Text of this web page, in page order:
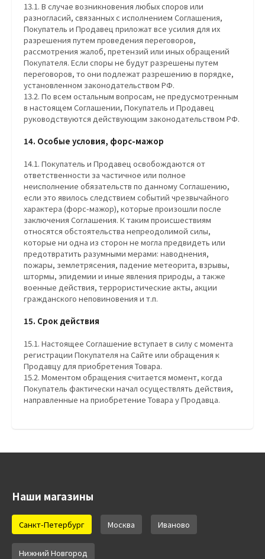
13.1. В случае возникновения любых споров или
разногласий, связанных с исполнением Соглашения,
Покупатель и Продавец приложат все усилия для их
разрешения путем проведения переговоров,
рассмотрения жалоб, претензий или иных обращений
Покупателя. Если споры не будут разрешены путем
переговоров, то они подлежат разрешению в порядке,
установленном законодательством РФ.
13.2. По всем остальным вопросам, не предусмотренным
в настоящем Соглашении, Покупатель и Продавец
руководствуются действующим законодательством РФ.
14. Особые условия, форс-мажор
14.1. Покупатель и Продавец освобождаются от
ответственности за частичное или полное
неисполнение обязательств по данному Соглашению,
если это явилось следствием событий чрезвычайного
характера (форс-мажор), которые произошли после
заключения Соглашения. К таким происшествиям
относятся обстоятельства непреодолимой силы,
которые ни одна из сторон не могла предвидеть или
предотвратить разумными мерами: наводнения,
пожары, землетрясения, падение метеорита, взрывы,
штормы, эпидемии и иные явления природы, а также
военные действия, террористические акты, акции
гражданского неповиновения и т.п.
15. Срок действия
15.1. Настоящее Соглашение вступает в силу с момента
регистрации Покупателя на Сайте или обращения к
Продавцу для приобретения Товара.
15.2. Моментом обращения считается момент, когда
Покупатель фактически начал осуществлять действия,
направленные на приобретение Товара у Продавца.
Наши магазины
Санкт-Петербург Москва Иваново
Нижний Новгород